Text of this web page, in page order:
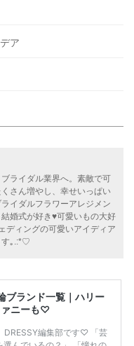
ア
ライダル業界へ。素敵で可
さん増やし、幸せいっぱい
イダルフラワーアレジメン
婚式が好き♥可愛いもの大好
ディングの可愛いアイディア
す｡.:*♡
ブランド一覧｜ハリー
ァニーも♡
DRESSY編集部です♡ 「芸